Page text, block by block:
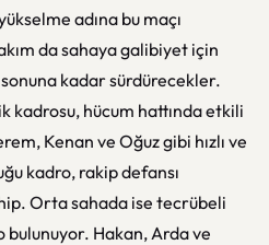
adına bu maçı
da sahaya galibiyet için
kadar sürdürecekler.
kadrosu, hücum hattında etkili
Kenan ve Oğuz gibi hızlı ve
kadro, rakip defansı
Orta sahada ise tecrübeli
Hakan, Arda ve